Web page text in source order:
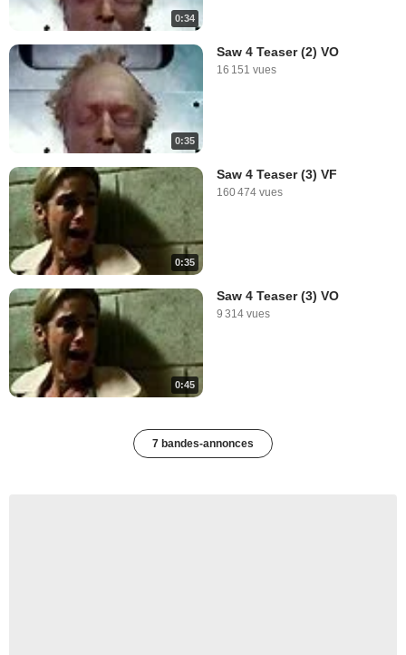
0:34
0:35
Saw 4 Teaser (2) VO
16 151 vues
0:35
Saw 4 Teaser (3) VF
160 474 vues
0:45
Saw 4 Teaser (3) VO
9 314 vues
7 bandes-annonces